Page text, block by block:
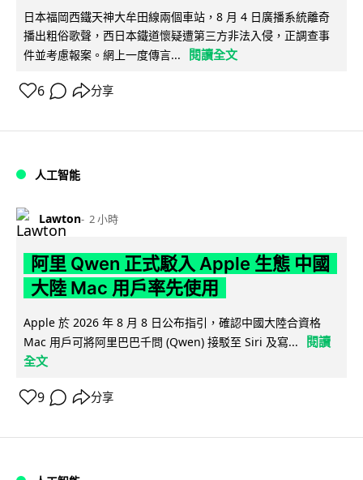
日本福岡西鐵天神大牟田線兩個車站，8 月 4 日廣播系統離奇
播出粗俗歌聲，西日本鐵道懷疑遭第三方非法入侵，正調查事
件並考慮報案。網上一度傳言...
閱讀全文
6 分享
人工智能
Lawton 2 小時
阿里 Qwen 正式駁入 Apple 生態 中國
大陸 Mac 用戶率先使用
Apple 於 2026 年 8 月 8 日公布指引，確認中國大陸合資格
Mac 用戶可將阿里巴巴千問 (Qwen) 接駁至 Siri 及寫...
閱讀
全文
9 分享